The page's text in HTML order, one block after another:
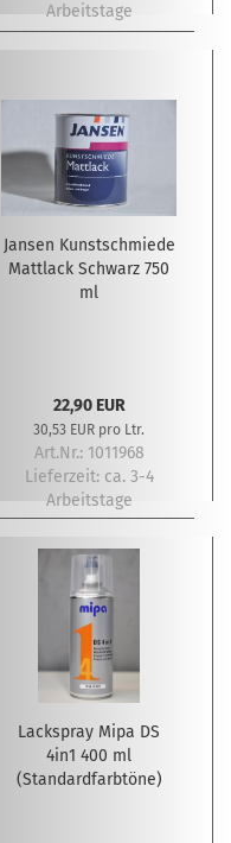
Arbeitstage
Jansen Kunstschmiede
Mattlack Schwarz 750
ml
22,90 EUR
30,53 EUR pro Ltr.
Art.Nr.: 1011968
Lieferzeit: ca. 3-4
Arbeitstage
Lackspray Mipa DS
4in1 400 ml
(Standardfarbtöne)